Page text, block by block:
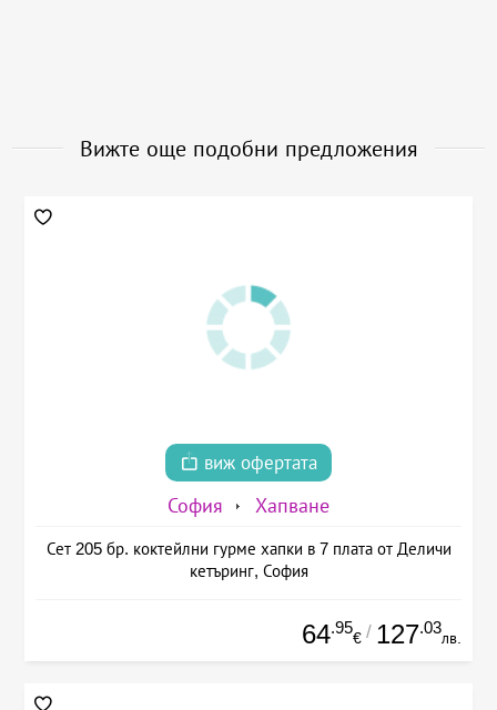
Вижте още подобни предложения
виж офертата
София Хапване
Сет 205 бр. коктейлни гурме хапки в 7 плата от Деличи
кетъринг, София
64.95
€ / 127.03
лв.